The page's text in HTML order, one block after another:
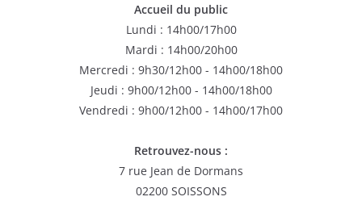
Accueil du public
Lundi : 14h00/17h00
Mardi : 14h00/20h00
Mercredi : 9h30/12h00 - 14h00/18h00
Jeudi : 9h00/12h00 - 14h00/18h00
Vendredi : 9h00/12h00 - 14h00/17h00
Retrouvez-nous :
7 rue Jean de Dormans
02200 SOISSONS